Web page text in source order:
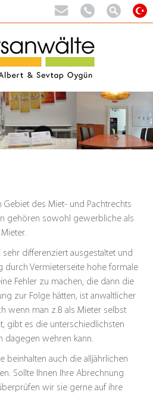
des Miet- und Pachtrechts
gehören sowohl gewerbliche als
sehr differenziert ausgestaltet und
durch Vermieterseite hohe formale
Fehler zu machen, die dann die
zur Folge hätten, ist anwaltlicher
wenn man z.B als Mieter selbst
gibt es die unterschiedlichsten
dagegen wehren kann.
beinhalten auch die alljährlichen
Sollte Ihnen Ihre Abrechnung
wir sie gerne auf ihre